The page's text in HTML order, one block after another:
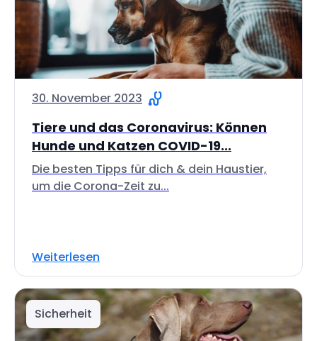
30. November 2023
Tiere und das Coronavirus: Können
Hunde und Katzen COVID-19...
Die besten Tipps für dich & dein Haustier,
um die Corona-Zeit zu...
Weiterlesen
Sicherheit